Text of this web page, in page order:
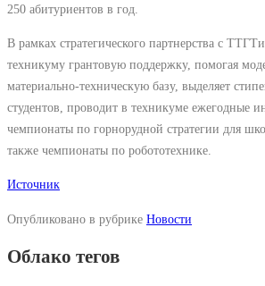
250 абитуриентов в год.
В рамках стратегического партнерства с
техникуму грантовую поддержку, помогая
материально-техническую базу, выделяет
студентов, проводит в техникуме ежегодные
чемпионаты по горнорудной стратегии для
также чемпионаты по робототехнике.
Источник
Опубликовано в рубрике Новости
Облако тегов